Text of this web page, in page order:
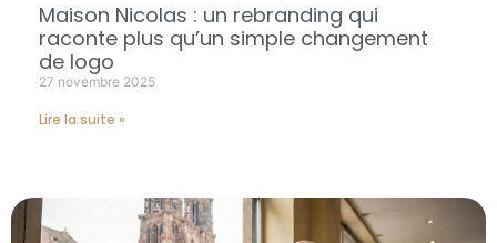
Maison Nicolas : un rebranding qui
raconte plus qu’un simple changement
de logo
27 novembre 2025
Lire la suite »